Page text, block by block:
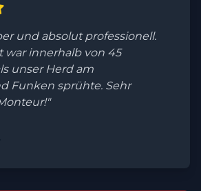
und absolut professionell.
war innerhalb von 45
unser Herd am
Funken sprühte. Sehr